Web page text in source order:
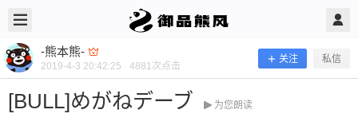
-熊本熊-
2019-4-3 20:42:25 4881次点击
关注 私信
[BULL]めがねデーブ 为您朗读
-熊本熊- @ 御品熊风 2019/4/03